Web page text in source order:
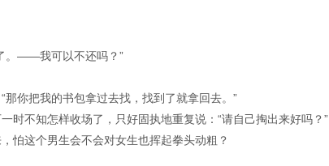
。——我可以不还吗？”
你把我的书包拿过去找，找到了就拿回去。”
时不知怎样收场了，只好固执地重复说：“请自己掏出来好吗？”
怕这个男生会不会对女生也挥起拳头动粗？